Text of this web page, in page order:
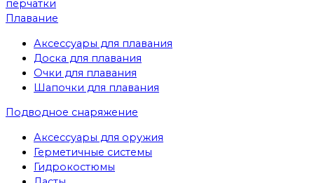
перчатки
Плавание
Аксессуары для плавания
Доска для плавания
Очки для плавания
Шапочки для плавания
Подводное снаряжение
Аксессуары для оружия
Герметичные системы
Гидрокостюмы